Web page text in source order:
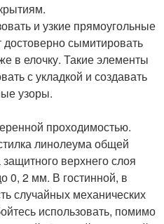
и узкие прямоугольные
сымитировать
в елочку. Такие элементы
с укладкой и создавать
узоры.
проходимостью.
линолеума общей
верхнего слоя
0, 2 мм. В гостинной, в
случайных механических
использовать, помимо